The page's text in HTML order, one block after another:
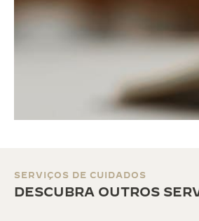
SERVIÇOS DE CUIDADOS
DESCUBRA OUTROS